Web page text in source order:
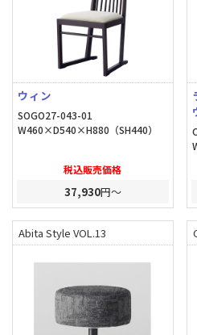
ウィン
SOGO27-043-01
W460×D540×H880（SH440）
税込販売価格
37,930円～
Abita Style VOL.13